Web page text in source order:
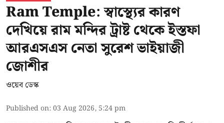
Ram Temple: স্বাস্থ্যের কারণ
দেখিয়ে রাম মন্দির ট্রাষ্ট থেকে ইস্তফা
আরএসএস নেতা সুরেশ ভাইয়াজী
জোশীর
ওয়েব ডেস্ক
Published on:03 Aug 2026, 5:24 pm